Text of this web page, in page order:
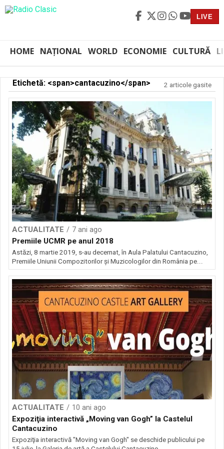
LIVE
HOME NAȚIONAL WORLD ECONOMIE CULTURĂ
Etichetă: <span>cantacuzino</span> 2 articole gasite
ACTUALITATE
7 ani ago
Premiile UCMR pe anul 2018
Astăzi, 8 martie 2019, s-au decernat, în Aula Palatului Cantacuzino,
Premiile Uniunii Compozitorilor şi Muzicologilor din România pe...
ACTUALITATE
10 ani ago
Expoziţia interactivă „Moving van Gogh” la Castelul
Cantacuzino
Expoziţia interactivă "Moving van Gogh" se deschide publicului pe